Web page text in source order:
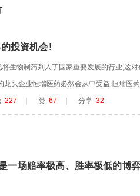
...
投资机会!
将生物制药列入了国家重要发展的行业,这
龙头企业恒瑞医药必然会从中受益.恒瑞医
期,预计今年将实现30%以上的高增长,主要
被纳入国家医保目录,从而保证了今年创新
227 赞 67 分享 32
一场赔率极高、胜率极低的博